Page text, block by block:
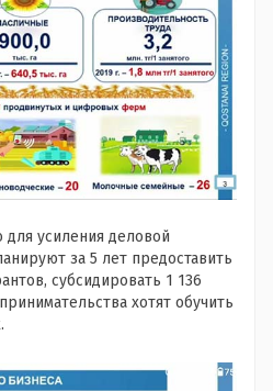
для усиления деловой
за 5 лет предоставить
субсидировать 1 136
хотят обучить